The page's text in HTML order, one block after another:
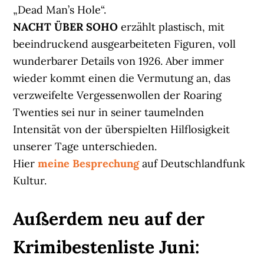
„Dead Man’s Hole“.
NACHT ÜBER SOHO erzählt plastisch, mit
beeindruckend ausgearbeiteten Figuren, voll
wunderbarer Details von 1926. Aber immer
wieder kommt einen die Vermutung an, das
verzweifelte Vergessenwollen der Roaring
Twenties sei nur in seiner taumelnden
Intensität von der überspielten Hilflosigkeit
unserer Tage unterschieden.
Hiermeine Besprechungauf Deutschlandfunk
Kultur.
Außerdem neu auf der
Krimibestenliste Juni: